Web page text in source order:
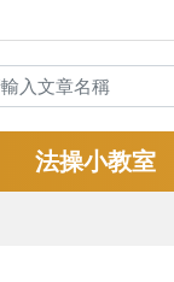
法操小教室